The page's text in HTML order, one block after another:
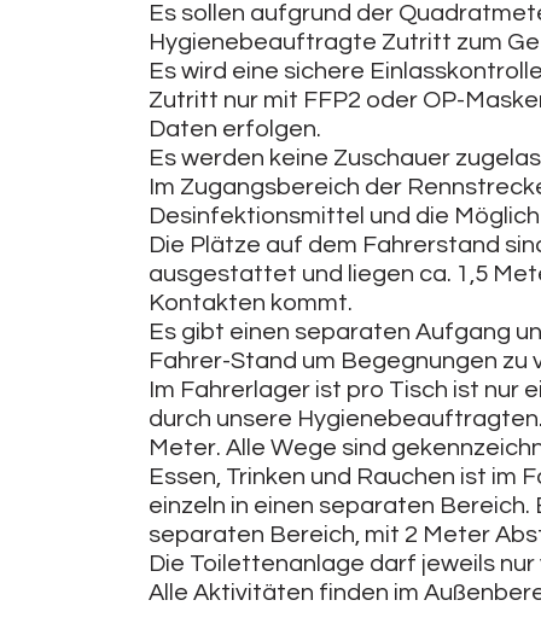
Es sollen aufgrund der
Hygienebeauftragte Zutritt zum
Es wird eine sichere
Zutritt nur mit FFP2 oder OP-
Daten erfolgen.
Es werden keine Zuschauer
Im Zugangsbereich der
Desinfektionsmittel und die
Die Plätze auf dem Fahrerstand
ausgestattet und liegen ca. 1,5
Kontakten kommt.
Es gibt einen separaten Aufgang
Fahrer-Stand um Begegnungen zu
Im Fahrerlager ist pro Tisch ist nur
durch unsere
Meter. Alle Wege sind
Essen, Trinken und Rauchen ist im
einzeln in einen separaten Bereich.
separaten Bereich, mit 2 Meter
Die Toilettenanlage darf jeweils
Alle Aktivitäten finden im